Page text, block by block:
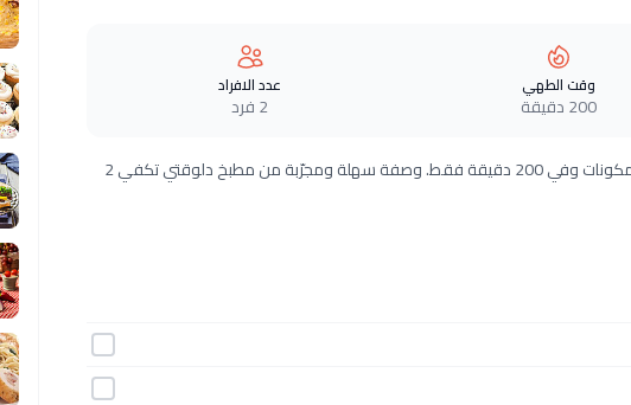
وقت الطهي
200 دقيقة
عدد الافراد
2 فرد
طريقة عمل حلى جذع الشجرة من الكريب خطوة بخطوة بـ20 مكونات وفي 200 دقيقة فقط. وصفة سهلة ومجرّبة من مطبخ دلوقتي تكفي 2